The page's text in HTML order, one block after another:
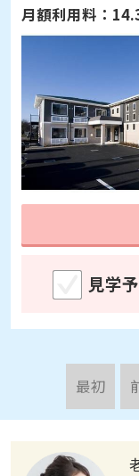
月額利用料：
見学
最初